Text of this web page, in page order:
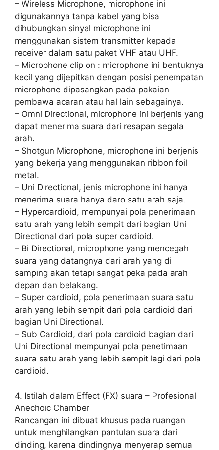
– Wireless Microphone, microphone ini
digunakannya tanpa kabel yang bisa
dihubungkan sinyal microphone ini
menggunakan sistem transmitter kepada
receiver dalam satu paket VHF atau UHF.
– Microphone clip on : microphone ini bentuknya
kecil yang dijepitkan dengan posisi penempatan
microphone dipasangkan pada pakaian
pembawa acaran atau hal lain sebagainya.
– Omni Directional, microphone ini berjenis yang
dapat menerima suara dari resapan segala
arah.
– Shotgun Microphone, microphone ini berjenis
yang bekerja yang menggunakan ribbon foil
metal.
– Uni Directional, jenis microphone ini hanya
menerima suara hanya daro satu arah saja.
– Hypercardioid, mempunyai pola penerimaan
satu arah yang lebih sempit dari bagian Uni
Directional dari pola super cardioid.
– Bi Directional, microphone yang mencegah
suara yang datangnya dari arah yang di
samping akan tetapi sangat peka pada arah
depan dan belakang.
– Super cardioid, pola penerimaan suara satu
arah yang lebih sempit dari pola cardioid dari
bagian Uni Directional.
– Sub Cardioid, dari pola cardioid bagian dari
Uni Directional mempunyai pola penetimaan
suara satu arah yang lebih sempit lagi dari pola
cardioid.
4. Istilah dalam Effect (FX) suara – Profesional
Anechoic Chamber
Rancangan ini dibuat khusus pada ruangan
untuk menghilangkan pantulan suara dari
dinding, karena dindingnya menyerap semua